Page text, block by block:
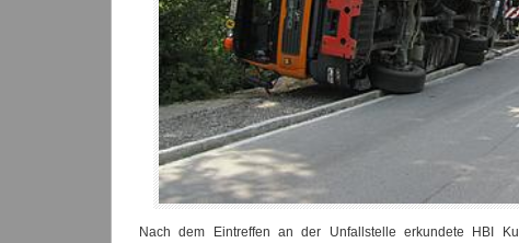
Nach dem Eintreffen an der Unfallstelle erkundete HBI